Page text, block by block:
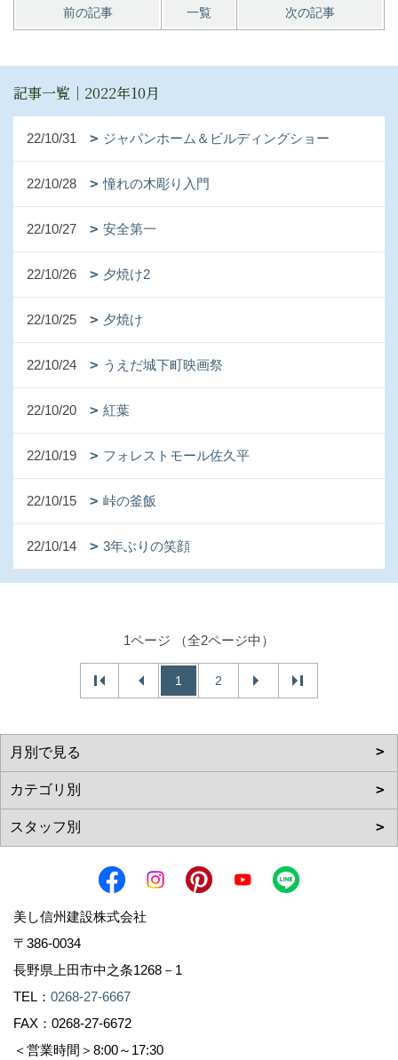
前の記事 一覧 次の記事
記事一覧｜2022年10月
22/10/31 ジャパンホーム＆ビルディングショー
22/10/28 憧れの木彫り入門
22/10/27 安全第一
22/10/26 夕焼け2
22/10/25 夕焼け
22/10/24 うえだ城下町映画祭
22/10/20 紅葉
22/10/19 フォレストモール佐久平
22/10/15 峠の釜飯
22/10/14 3年ぶりの笑顔
1ページ （全2ページ中）
1 2
美し信州建設株式会社
〒386-0034
長野県上田市中之条1268－1
TEL： 0268-27-6667
FAX：0268-27-6672
＜営業時間＞8:00～17:30